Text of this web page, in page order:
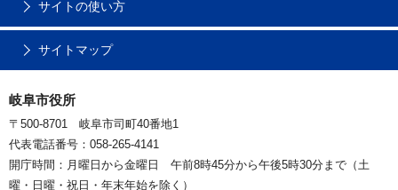
サイトの使い方
サイトマップ
岐阜市役所
〒500-8701 岐阜市司町40番地1
代表電話番号：058-265-4141
開庁時間：月曜日から金曜日 午前8時45分から午後5時30分まで（土
曜・日曜・祝日・年末年始を除く）